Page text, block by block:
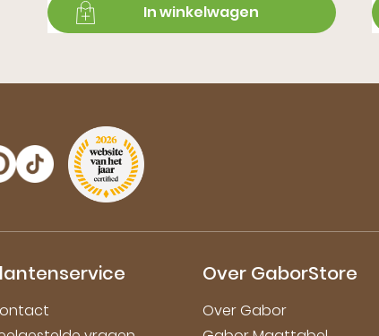
In winkelwagen
Over GaborStore
Over Gabor